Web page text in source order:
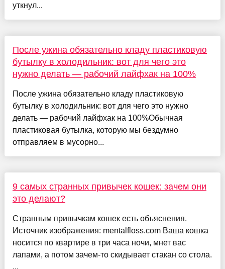
уткнул...
После ужина обязательно кладу пластиковую
бутылку в холодильник: вот для чего это
нужно делать — рабочий лайфхак на 100%
После ужина обязательно кладу пластиковую
бутылку в холодильник: вот для чего это нужно
делать — рабочий лайфхак на 100%Обычная
пластиковая бутылка, которую мы бездумно
отправляем в мусорно...
9 самых странных привычек кошек: зачем они
это делают?
Странным привычкам кошек есть объяснения.
Источник изображения: mentalfloss.com Ваша кошка
носится по квартире в три часа ночи, мнет вас
лапами, а потом зачем-то скидывает стакан со стола.
...